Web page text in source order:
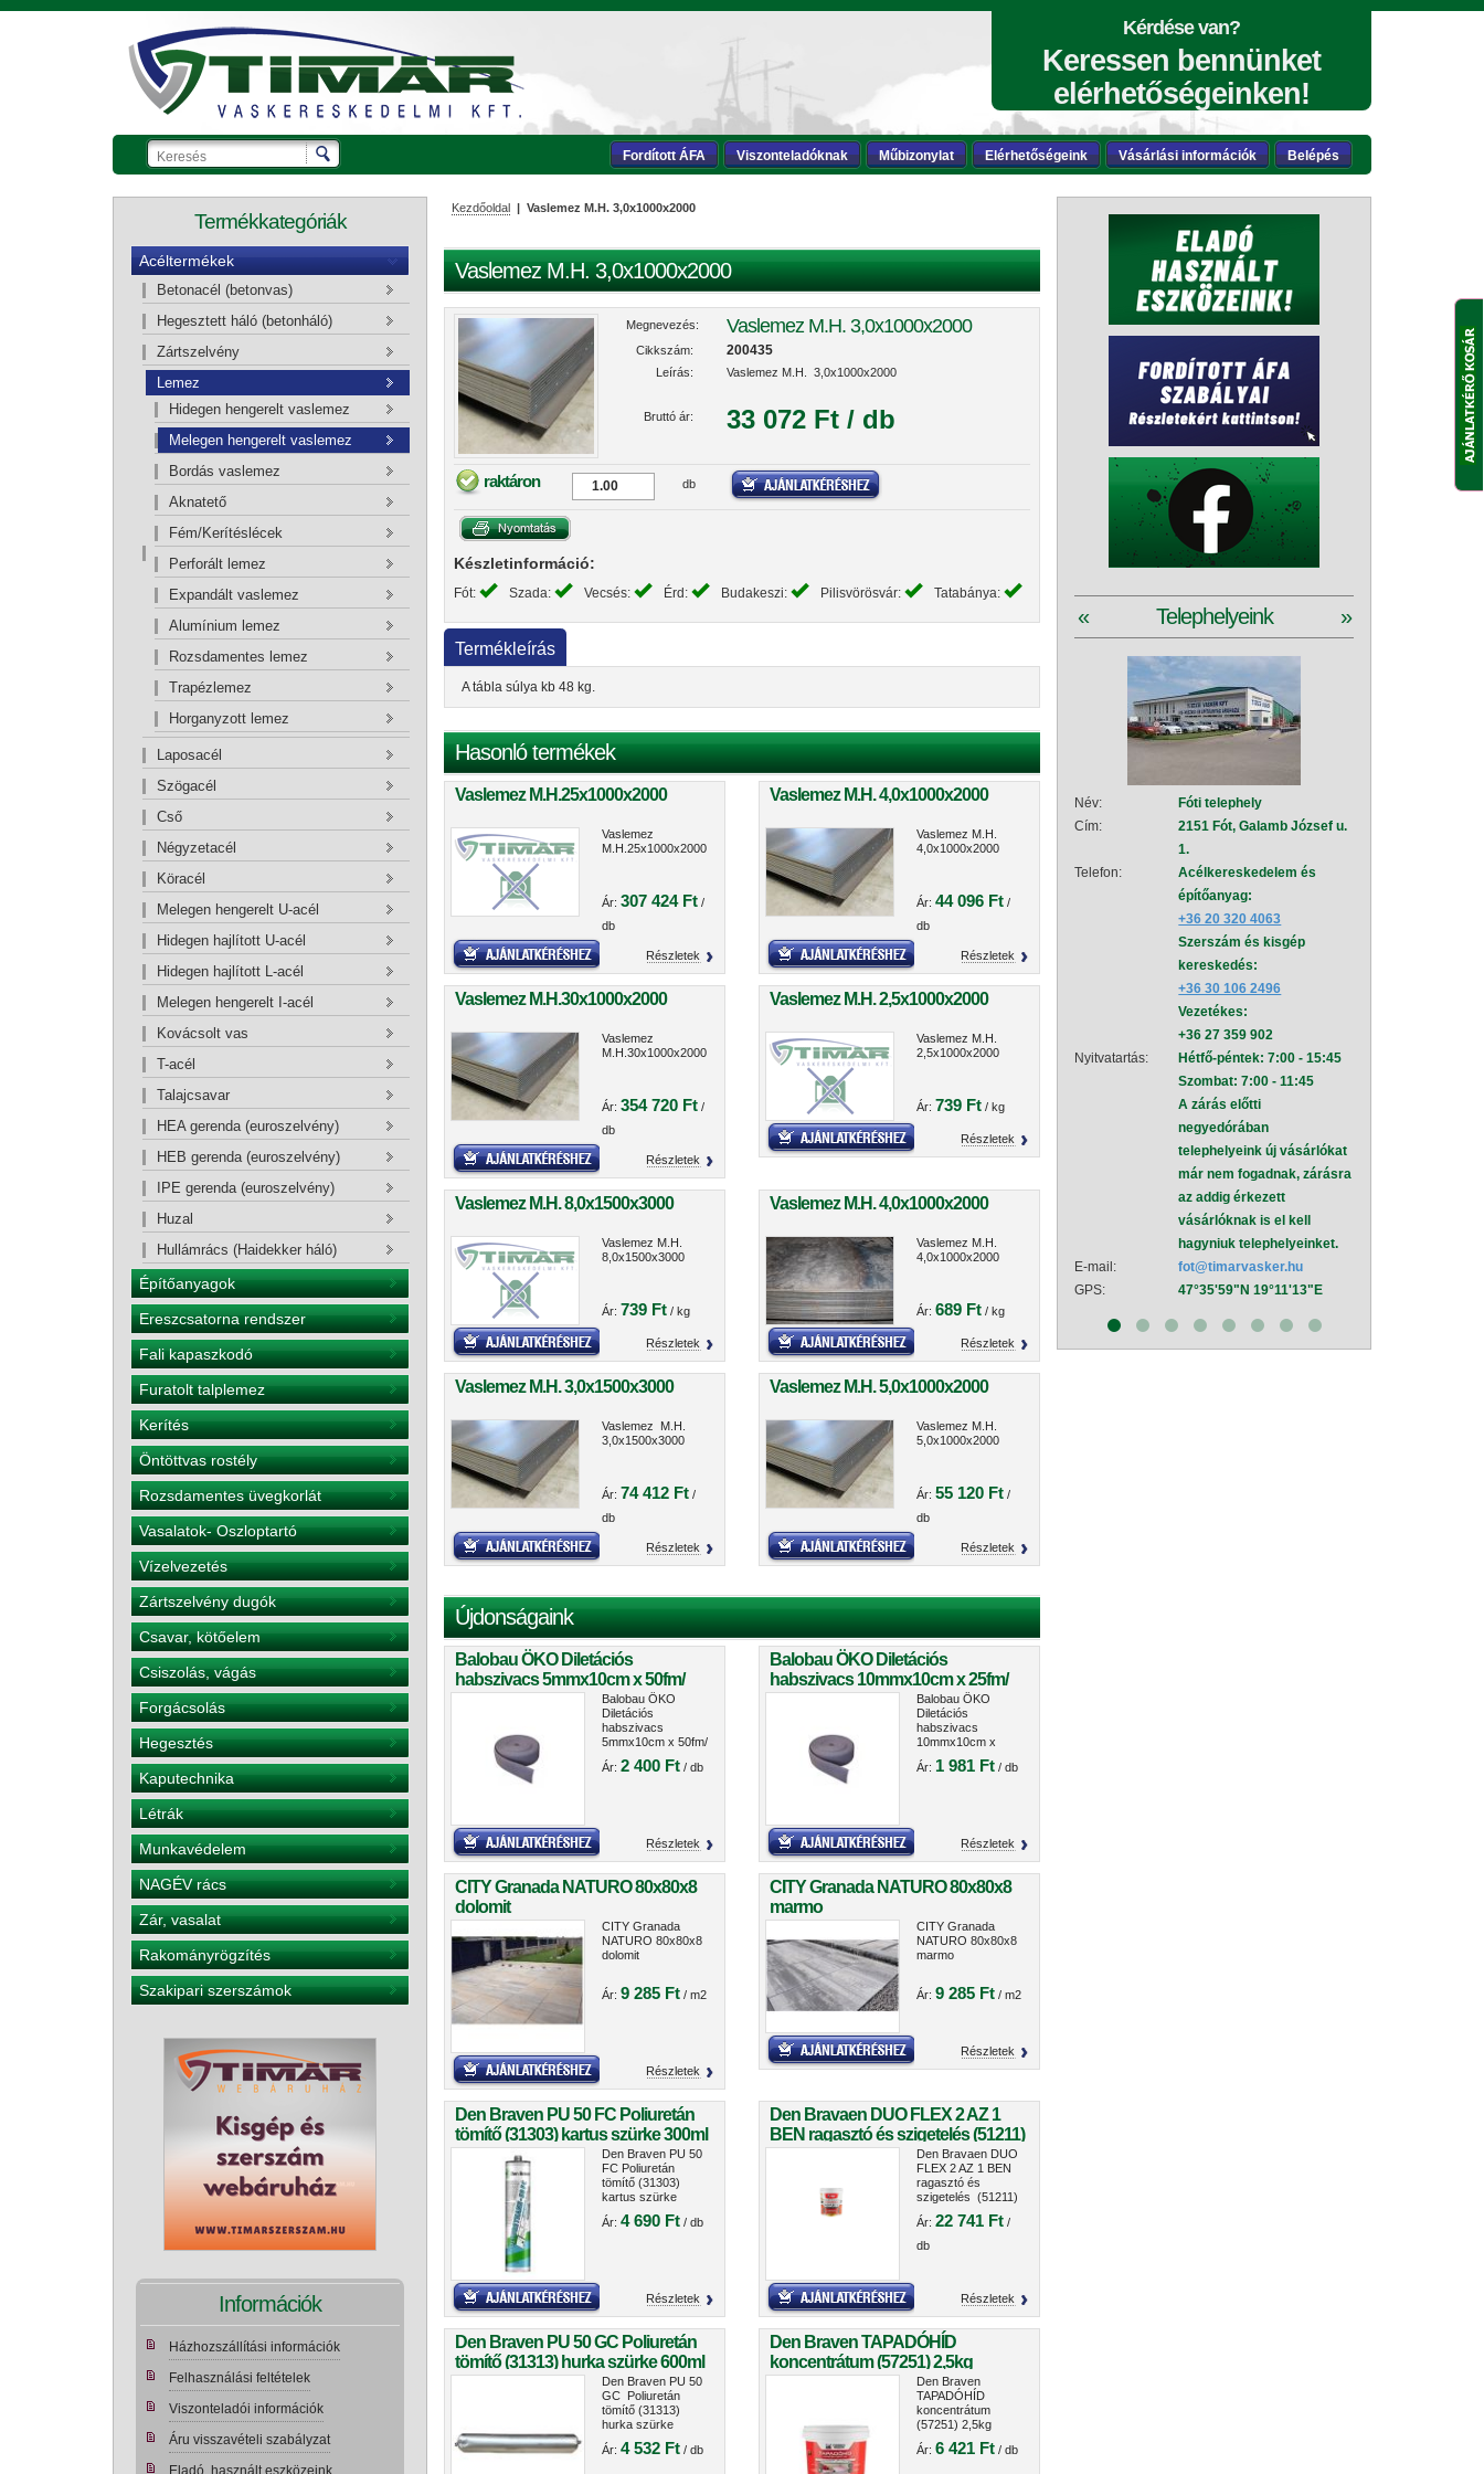
Kérdése van?
Keressen bennünket
elérhetőségeinken!
Fordított ÁFA Viszonteladóknak Műbizonylat Elérhetőségeink Vásárlási információk Belépés
Termékkategóriák
Acéltermékek
Betonacél (betonvas)
Hegesztett háló (betonháló)
Zártszelvény
Lemez
Hidegen hengerelt vaslemez
Melegen hengerelt vaslemez
Bordás vaslemez
Aknatető
Fém/Kerítéslécek
Perforált lemez
Expandált vaslemez
Alumínium lemez
Rozsdamentes lemez
Trapézlemez
Horganyzott lemez
Laposacél
Szögacél
Cső
Négyzetacél
Köracél
Melegen hengerelt U-acél
Hidegen hajlított U-acél
Hidegen hajlított L-acél
Melegen hengerelt I-acél
Kovácsolt vas
T-acél
Talajcsavar
HEA gerenda (euroszelvény)
HEB gerenda (euroszelvény)
IPE gerenda (euroszelvény)
Huzal
Hullámrács (Haidekker háló)
Építőanyagok
Ereszcsatorna rendszer
Fali kapaszkodó
Furatolt talplemez
Kerítés
Öntöttvas rostély
Rozsdamentes üvegkorlát
Vasalatok- Oszloptartó
Vízelvezetés
Zártszelvény dugók
Csavar, kötőelem
Csiszolás, vágás
Forgácsolás
Hegesztés
Kaputechnika
Létrák
Munkavédelem
NAGÉV rács
Zár, vasalat
Rakományrögzítés
Szakipari szerszámok
Információk
Házhozszállítási információk
Felhasználási feltételek
Viszonteladói információk
Áru visszavételi szabályzat
Eladó, használt eszközeink
Kezdőoldal | Vaslemez M.H. 3,0x1000x2000
Vaslemez M.H. 3,0x1000x2000
Megnevezés: Vaslemez M.H. 3,0x1000x2000
Cikkszám: 200435
Leírás: Vaslemez M.H. 3,0x1000x2000
Bruttó ár: 33 072 Ft / db
raktáron db
Készletinformáció:
Fót: Szada: Vecsés: Érd: Budakeszi: Pilisvörösvár: Tatabánya:
Termékleírás
A tábla súlya kb 48 kg.
Hasonló termékek
Vaslemez M.H.25x1000x2000
Vaslemez
M.H.25x1000x2000
Ár: 307 424 Ft/
db
Részletek
Vaslemez M.H. 4,0x1000x2000
Vaslemez M.H.
4,0x1000x2000
Ár: 44 096 Ft/
db
Részletek
Vaslemez M.H.30x1000x2000
Vaslemez
M.H.30x1000x2000
Ár: 354 720 Ft/
db
Részletek
Vaslemez M.H. 2,5x1000x2000
Vaslemez M.H.
2,5x1000x2000
Ár: 739 Ft/ kg
Részletek
Vaslemez M.H. 8,0x1500x3000
Vaslemez M.H.
8,0x1500x3000
Ár: 739 Ft/ kg
Részletek
Vaslemez M.H. 4,0x1000x2000
Vaslemez M.H.
4,0x1000x2000
Ár: 689 Ft/ kg
Részletek
Vaslemez M.H. 3,0x1500x3000
Vaslemez M.H.
3,0x1500x3000
Ár: 74 412 Ft/
db
Részletek
Vaslemez M.H. 5,0x1000x2000
Vaslemez M.H.
5,0x1000x2000
Ár: 55 120 Ft/
db
Részletek
Újdonságaink
Balobau ÖKO Diletációs
habszivacs 5mmx10cm x 50fm/
tekercs
Balobau ÖKO
Diletációs
habszivacs
5mmx10cm x 50fm/
Ár: 2 400 Ft/ db
Részletek
Balobau ÖKO Diletációs
habszivacs 10mmx10cm x 25fm/
tekercs
Balobau ÖKO
Diletációs
habszivacs
10mmx10cm x
Ár: 1 981 Ft/ db
Részletek
CITY Granada NATURO 80x80x8
dolomit
CITY Granada
NATURO 80x80x8
dolomit
Ár: 9 285 Ft/ m2
Részletek
CITY Granada NATURO 80x80x8
marmo
CITY Granada
NATURO 80x80x8
marmo
Ár: 9 285 Ft/ m2
Részletek
Den Braven PU 50 FC Poliuretán
tömítő (31303) kartus szürke 300ml
Den Braven PU 50
FC Poliuretán
tömítő (31303)
kartus szürke
Ár: 4 690 Ft/ db
Részletek
Den Bravaen DUO FLEX 2 AZ 1
BEN ragasztó és szigetelés (51211)
5kg
Den Bravaen DUO
FLEX 2 AZ 1 BEN
ragasztó és
szigetelés (51211)
Ár: 22 741 Ft/
db
Részletek
Den Braven PU 50 GC Poliuretán
tömítő (31313) hurka szürke 600ml
Den Braven PU 50
GC Poliuretán
tömítő (31313)
hurka szürke
Ár: 4 532 Ft/ db
Den Braven TAPADÓHÍD
koncentrátum (57251) 2,5kg
Den Braven
TAPADÓHÍD
koncentrátum
(57251) 2,5kg
Ár: 6 421 Ft/ db
Telephelyeink
« »
Név:
Fóti telephely
Cím:
2151 Fót, Galamb József u.
1.
Telefon:
Acélkereskedelem és
építőanyag:
+36 20 320 4063
Szerszám és kisgép
kereskedés:
+36 30 106 2496
Vezetékes:
+36 27 359 902
Nyitvatartás:
Hétfő-péntek: 7:00 - 15:45
Szombat: 7:00 - 11:45
A zárás előtti
negyedórában
telephelyeink új vásárlókat
már nem fogadnak, zárásra
az addig érkezett
vásárlóknak is el kell
hagyniuk telephelyeinket.
E-mail:
fot@timarvasker.hu
GPS:
47°35'59"N 19°11'13"E